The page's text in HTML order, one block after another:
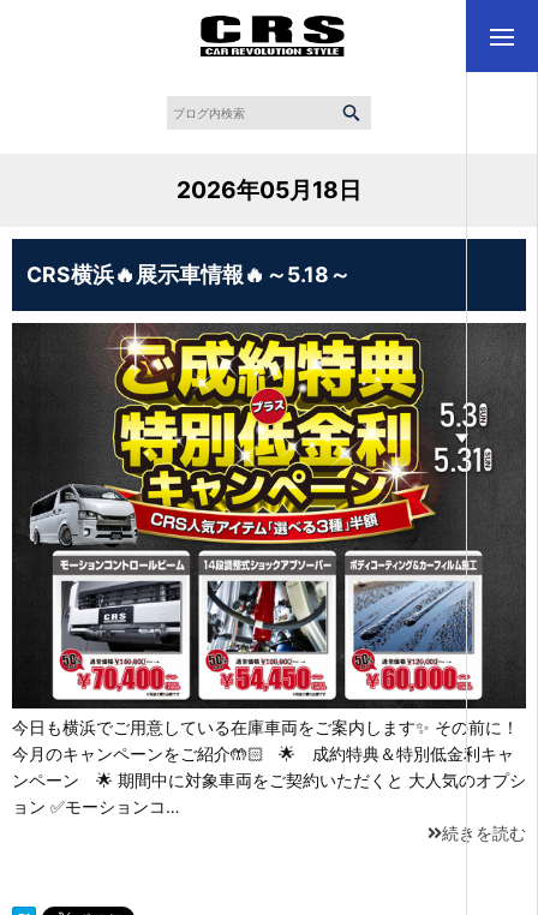
2026年05月18日
CRS横浜🔥展示車情報🔥～5.18～
今日も横浜でご用意している在庫車両をご案内します✨ その前に！
今月のキャンペーンをご紹介🤲🏻 🌟 成約特典＆特別低金利キャ
ンペーン 🌟 期間中に対象車両をご契約いただくと 大人気のオプシ
ョン ✅モーションコ…
続きを読む